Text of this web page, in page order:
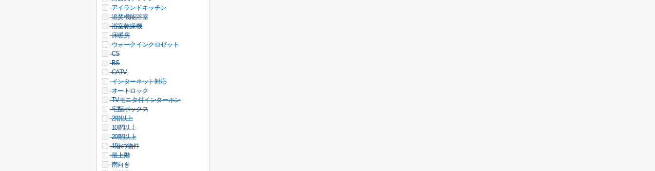
アイランドキッチン
追焚機能浴室
浴室乾燥機
床暖房
ウォークインクロゼット
CS
BS
CATV
インターネット対応
オートロック
TVモニタ付インターホン
宅配ボックス
2階以上
10階以上
20階以上
1階の物件
最上階
南向き